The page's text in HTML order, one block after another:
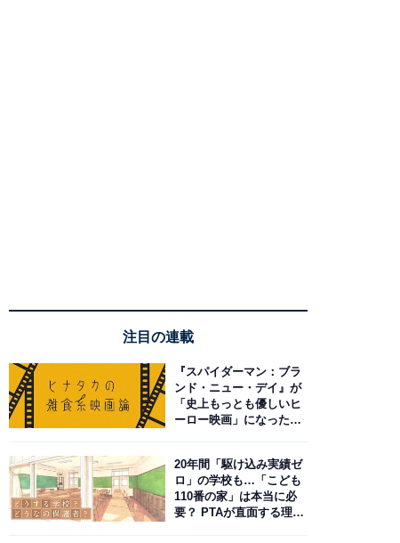
注目の連載
『スパイダーマン：ブラ
ンド・ニュー・デイ』が
「史上もっとも優しいヒ
ーロー映画」になった理
20年間「駆け込み実績ゼ
ロ」の学校も…「こども
110番の家」は本当に必
要？ PTAが直面する理想